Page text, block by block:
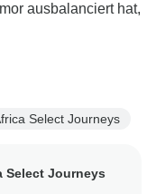
ausbalanciert hat,
Select Journeys
Select Journeys